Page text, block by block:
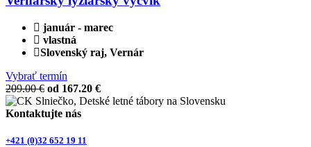
január - marec
vlastná
Slovenský raj, Vernár
Vybrať termín
209.00 € od 167.20 €
Kontaktujte nás
+421 (0)32 652 19 11